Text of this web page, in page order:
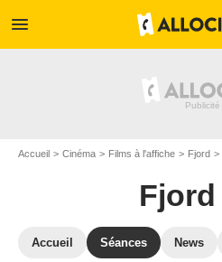
menu
Accueil Cinéma Films à l'affiche Fjord
Fjord
Accueil Séances News